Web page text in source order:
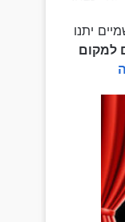
יתנו
למקום